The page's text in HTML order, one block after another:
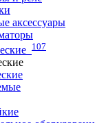
аксессуары
107